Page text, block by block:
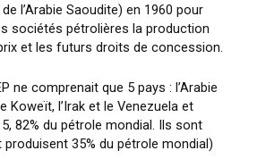
l’Arabie Saoudite) en 1960 pour
sociétés pétrolières la production
et les futurs droits de concession.
ne comprenait que 5 pays : l’Arabie
Koweït, l’Irak et le Venezuela et
82% du pétrole mondial. Ils sont
produisent 35% du pétrole mondial)